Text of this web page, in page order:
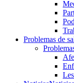
Problemas de